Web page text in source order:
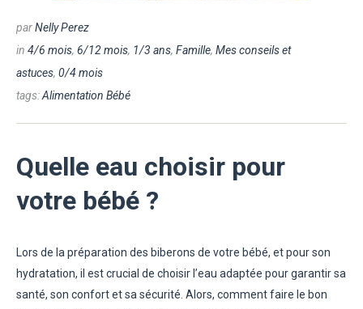
parNelly Perez
in 4/6 mois, 6/12 mois, 1/3 ans, Famille, Mes conseils et
astuces, 0/4 mois
tags:Alimentation Bébé
Quelle eau choisir pour
votre bébé ?
Lors de la préparation des biberons de votre bébé, et pour son
hydratation, il est crucial de choisir l’eau adaptée pour garantir sa
santé, son confort et sa sécurité. Alors, comment faire le bon